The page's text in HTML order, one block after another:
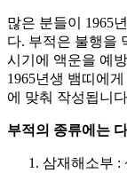
많은 분들이 1965
다. 부적은 불행을
시기에 액운을 예
1965년생 뱀띠에
에 맞춰 작성됩니
부적의 종류에는
삼재해소부 :